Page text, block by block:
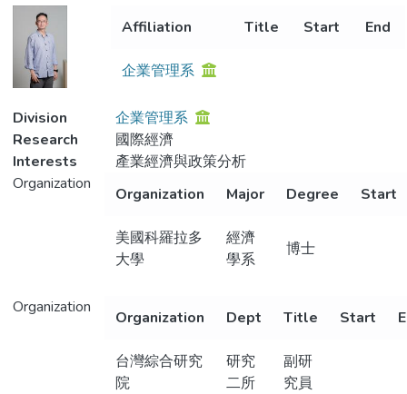
Affiliation Title Start End
企業管理系
Division
企業管理系
Research
Interests
國際經濟
產業經濟與政策分析
Organization
Organization Major Degree Start
美國科羅拉多
大學
經濟
學系
博士
Organization
Organization Dept Title Start
台灣綜合研究
院
研究
二所
副研
究員